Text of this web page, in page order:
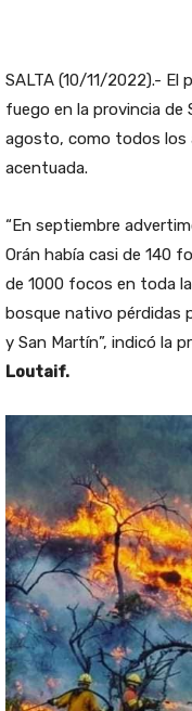
SALTA (10/11/2022).- El
fuego en la provincia de
agosto, como todos los
acentuada.
“En septiembre
Orán había casi de 140
de 1000 focos en toda
bosque nativo pérdidas
y San Martín”, indicó la
Loutaif.